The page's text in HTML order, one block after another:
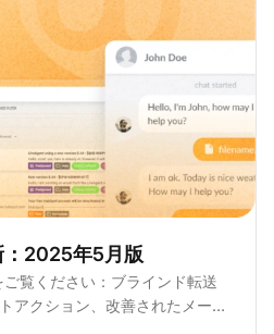
2025年5月版
覧ください：ブラインド転送
アクション、改善されたメール